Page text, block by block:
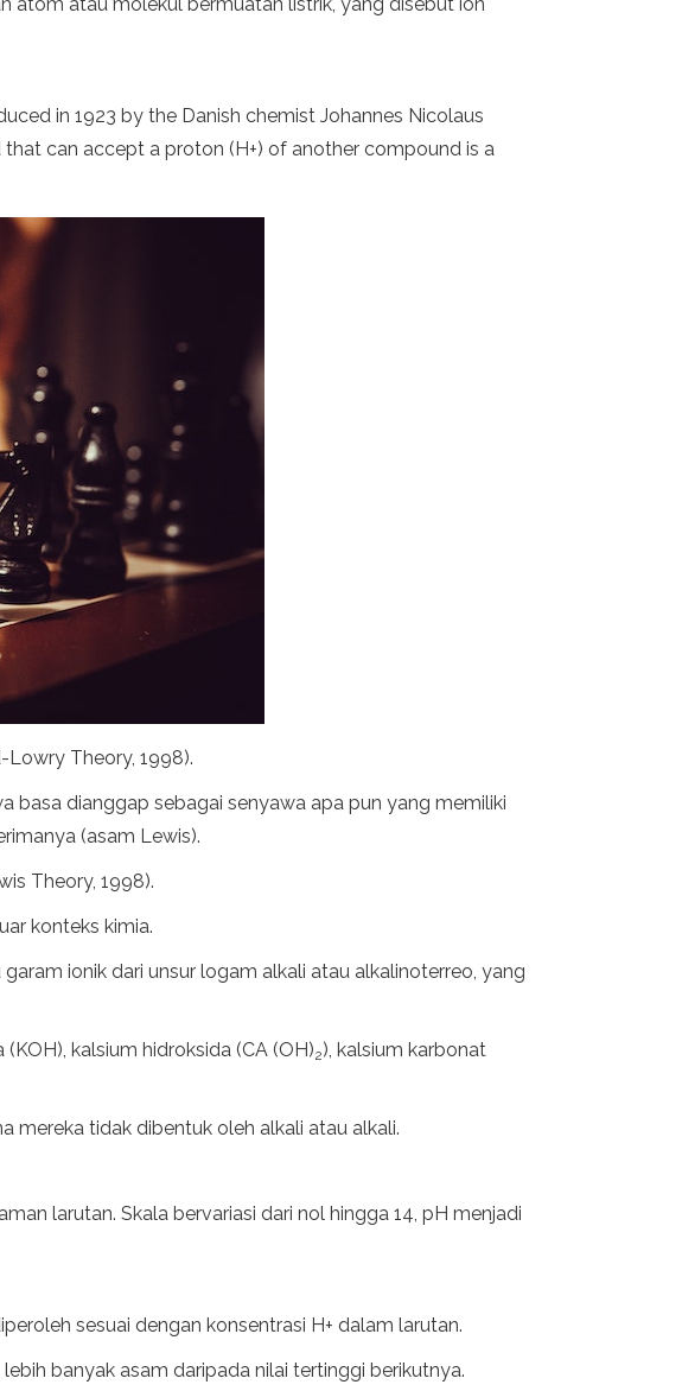
in 1923 by the Danish chemist Johannes Nicolaus
can accept a proton (H+) of another compound is a
Theory, 1998).
basa dianggap sebagai senyawa apa pun yang memiliki
(asam Lewis).
Theory, 1998).
konteks kimia.
ionik dari unsur logam alkali atau alkalinoterreo, yang
kalsium hidroksida (CA (OH)2), kalsium karbonat
mereka tidak dibentuk oleh alkali atau alkali.
larutan. Skala bervariasi dari nol hingga 14, pH menjadi
sesuai dengan konsentrasi H+ dalam larutan.
banyak asam daripada nilai tertinggi berikutnya.